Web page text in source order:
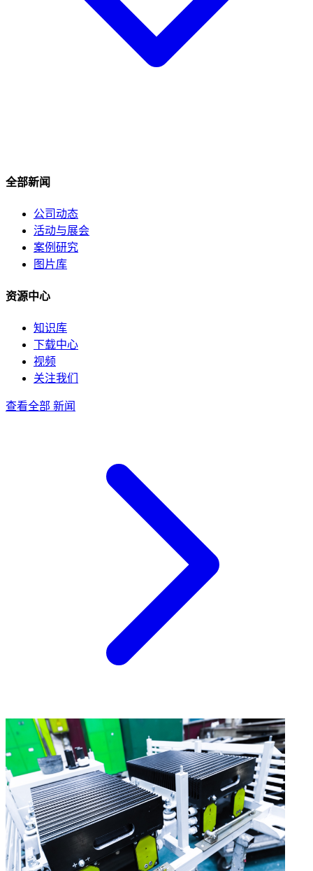
全部新闻
公司动态
活动与展会
案例研究
图片库
资源中心
知识库
下载中心
视频
关注我们
查看全部 新闻